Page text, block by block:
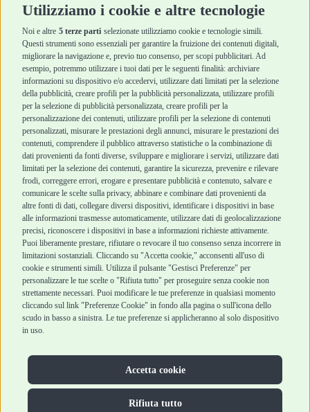
Utilizziamo i cookie e altre tecnologie
Noi e altre 5 terze parti selezionate utilizziamo cookie e tecnologie simili.
Questi strumenti sono essenziali per garantire la fruizione dei contenuti digitali,
migliorare la navigazione e, previo tuo consenso, per scopi pubblicitari. Ad
esempio, potremmo utilizzare i tuoi dati per le seguenti finalità: archiviare
informazioni su dispositivo e/o accedervi, utilizzare dati limitati per la selezione
della pubblicità, creare profili per la pubblicità personalizzata, utilizzare profili
per la selezione di pubblicità personalizzata, creare profili per la
personalizzazione dei contenuti, utilizzare profili per la selezione di contenuti
personalizzati, misurare le prestazioni degli annunci, misurare le prestazioni dei
contenuti, comprendere il pubblico attraverso statistiche o la combinazione di
dati provenienti da fonti diverse, sviluppare e migliorare i servizi, utilizzare dati
limitati per la selezione dei contenuti, garantire la sicurezza, prevenire e rilevare
frodi, correggere errori, erogare e presentare pubblicità e contenuto, salvare e
comunicare le scelte sulla privacy, abbinare e combinare dati provenienti da
altre fonti di dati, collegare diversi dispositivi, identificare i dispositivi in base
alle informazioni trasmesse automaticamente, utilizzare dati di geolocalizzazione
precisi, riconoscere i dispositivi in base a informazioni richieste attivamente.
Puoi liberamente prestare, rifiutare o revocare il tuo consenso senza incorrere in
limitazioni sostanziali. Cliccando su "Accetta cookie," acconsenti all'uso di
cookie e strumenti simili. Utilizza il pulsante "Gestisci Preferenze" per
personalizzare le tue scelte o "Rifiuta tutto" per proseguire senza cookie non
strettamente necessari. Puoi modificare le tue preferenze in qualsiasi momento
cliccando sul link "Preferenze Cookie" in fondo alla pagina o sull'icona dello
scudo in basso a sinistra. Le tue preferenze si applicheranno al solo dispositivo
in uso.
Accetta cookie
Rifiuta tutto
Igiene e Pulizia
Accessori
Cani Mini
Top Quality
Igiene e Pulizia
Accessori
Top Quality
Robinson Pet Shop
Chi siamo
Punti vendita
Marchi
Blog
Assistenza Robinson
Pet Shop
Offerte
Promozioni
Recensioni Feedaty
Acquisti sicuri
Termini e condizioni
di vendita
Cashback
Metodi di
pagamento
Recesso e Reso
Spedizioni
Robinson Pet Shop S.r.l.
Via V. Giovanni Schiaparelli, 21 – 47122 Forlì (FC)
P.iva 04095130409 | REA: FO 329541
info@robinsonpetshop.it | Tel. 0543 096850
Copyright © 2025 Robinsonpetshop.it s.r.l. – Tutti i diritti
Privacy Policy|Cookie Policy